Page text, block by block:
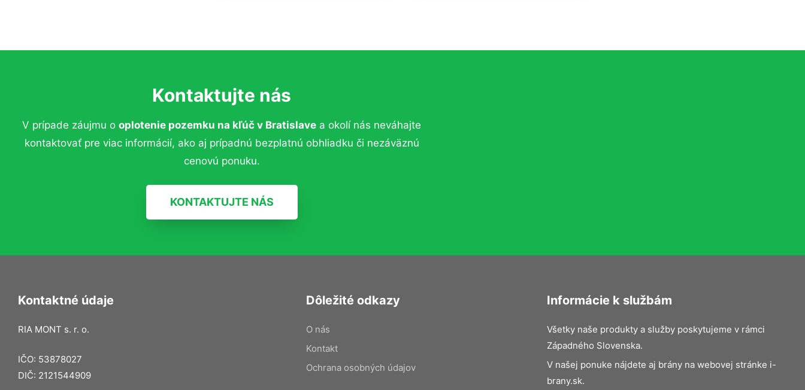
Kontaktujte nás
V prípade záujmu o oplotenie pozemku na kľúč v Bratislave a okolí nás neváhajte
kontaktovať pre viac informácií, ako aj prípadnú bezplatnú obhliadku či nezáväznú
cenovú ponuku.
KONTAKTUJTE NÁS
Kontaktné údaje
RIA MONT s. r. o.
IČO: 53878027
DIČ: 2121544909
Dôležité odkazy
O nás
Kontakt
Ochrana osobných údajov
Informácie k službám
Všetky naše produkty a služby poskytujeme v rámci
Západného Slovenska.
V našej ponuke nájdete aj brány na webovej stránke i-
brany.sk.